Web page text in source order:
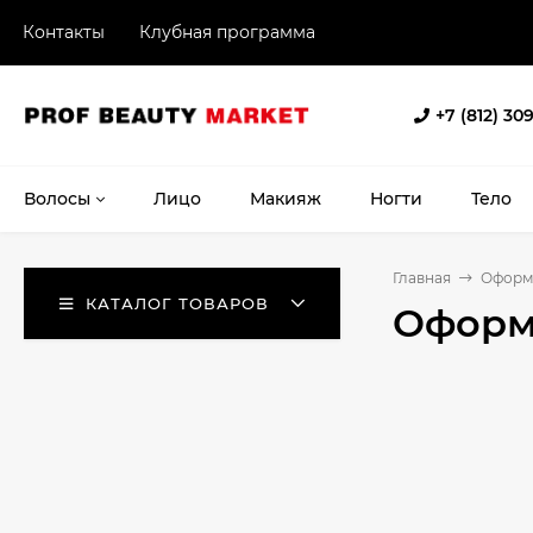
Контакты Клубная программа
+7 (812)
Волосы Лицо Макияж Ногти Тело
КАТАЛОГ ТОВАРОВ
Главная